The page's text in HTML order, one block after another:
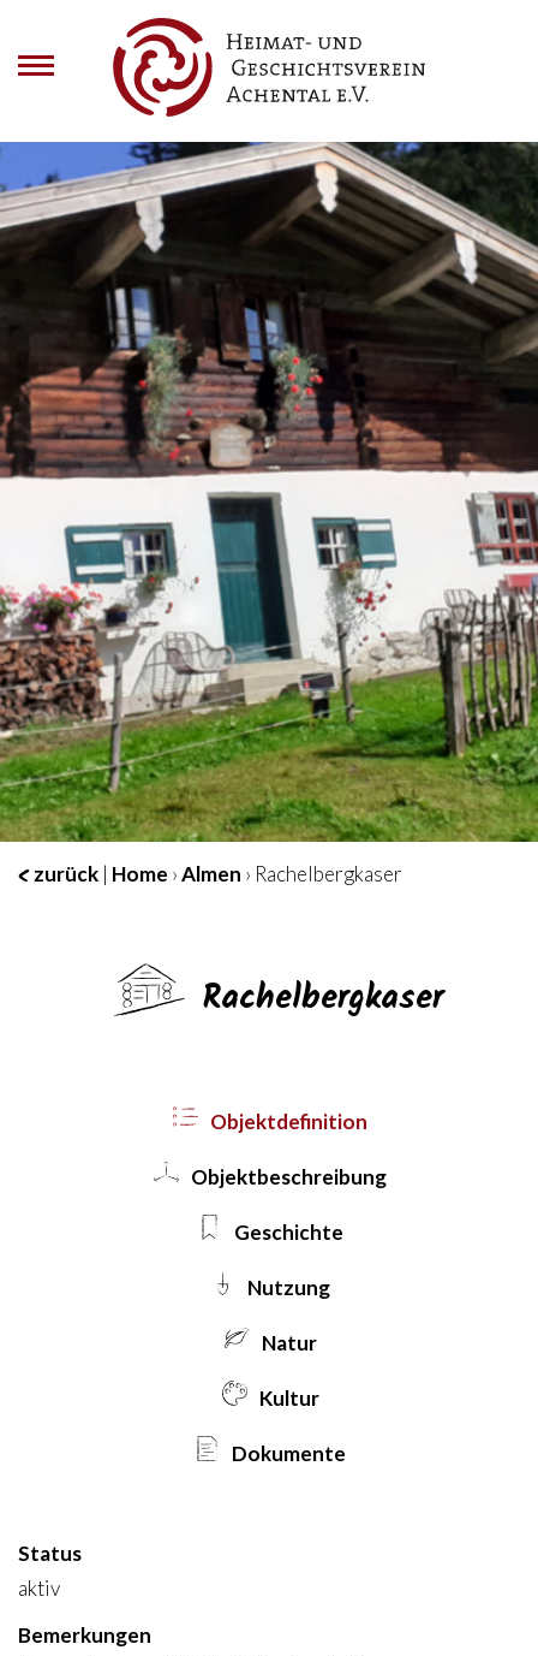
zurück | Home ›Almen › Rachelbergkaser
Rachelbergkaser
Objekt­definition
Objekt­beschreibung
Geschichte
Nutzung
Natur
Kultur
Dokumente
Status
aktiv
Bemerkungen